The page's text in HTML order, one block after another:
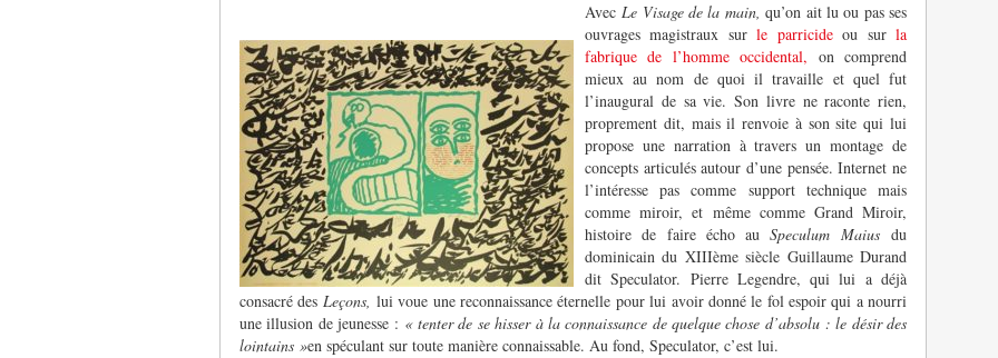
AvecLe Visage de la main,qu’on ait lu ou pas ses
ouvrages magistraux surle parricideou surla
fabrique de l’homme occidental, on comprend
mieux au nom de quoi il travaille et quel fut
l’inaugural de sa vie. Son livre ne raconte rien,
proprement dit, mais il renvoie à son site qui lui
propose une narration à travers un montage de
concepts articulés autour d’une pensée. Internet ne
l’intéresse pas comme support technique mais
comme miroir, et même comme Grand Miroir,
histoire de faire écho auSpeculum Maiusdu
dominicain du XIIIème siècle Guillaume Durand
dit Speculator. Pierre Legendre, qui lui a déjà
consacré des Leçons,lui voue une reconnaissance éternelle pour lui avoir donné le fol espoir qui a nourri
une illusion de jeunesse : « tenter de se hisser à la connaissance de quelque chose d’absolu : le désir des
lointains »en spéculant sur toute manière connaissable. Au fond, Speculator, c’est lui.